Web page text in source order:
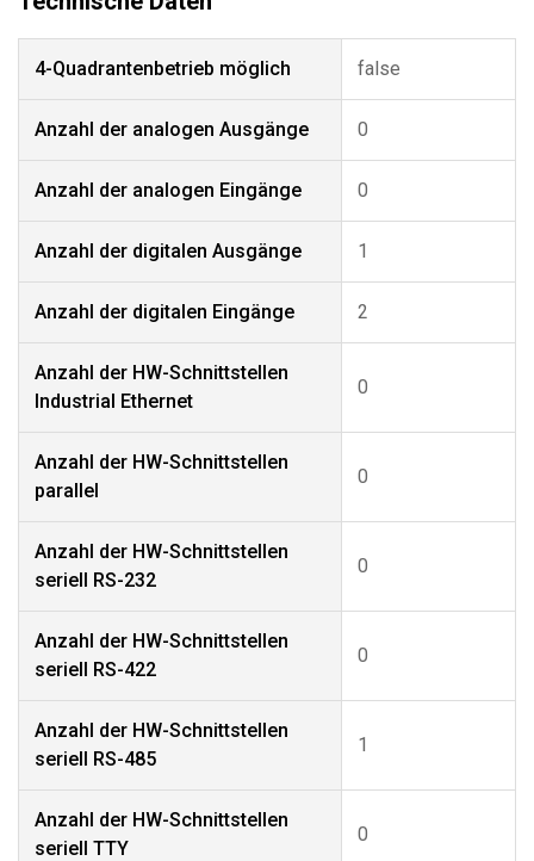
4-Quadrantenbetrieb möglich false
Anzahl der analogen Ausgänge 0
Anzahl der analogen Eingänge 0
Anzahl der digitalen Ausgänge 1
Anzahl der digitalen Eingänge 2
Anzahl der HW-Schnittstellen
Industrial Ethernet
0
Anzahl der HW-Schnittstellen
parallel
0
Anzahl der HW-Schnittstellen
seriell RS-232
0
Anzahl der HW-Schnittstellen
seriell RS-422
0
Anzahl der HW-Schnittstellen
seriell RS-485
1
Anzahl der HW-Schnittstellen
seriell TTY
0